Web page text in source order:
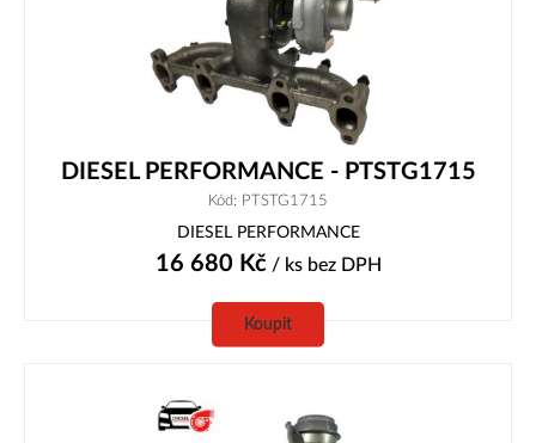
DIESEL PERFORMANCE - PTSTG1715
Kód: PTSTG1715
DIESEL PERFORMANCE
16 680 Kč/ ks bez DPH
Koupit